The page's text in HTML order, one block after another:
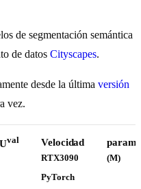
de segmentación semántica
de datos Cityscapes.
desde la última versión
vez.
val Velocidad
RTX3090
PyTorch
params
(M)